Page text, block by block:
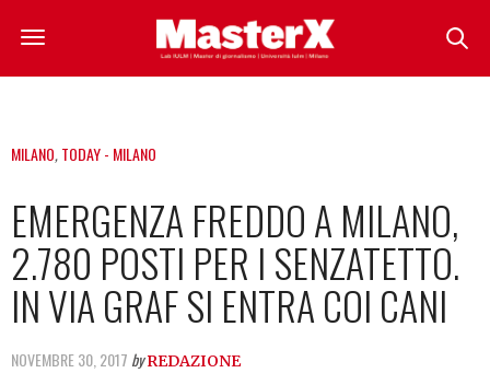
MILANO,TODAY - MILANO
EMERGENZA FREDDO A MILANO,
2.780 POSTI PER I SENZATETTO.
IN VIA GRAF SI ENTRA COI CANI
NOVEMBRE 30, 2017 by REDAZIONE